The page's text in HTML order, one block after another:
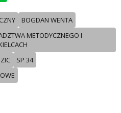
BOGDAN WENTA
METODYCZNEGO I
SP 34